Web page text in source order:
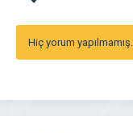
Hiç yorum yapılmamış.